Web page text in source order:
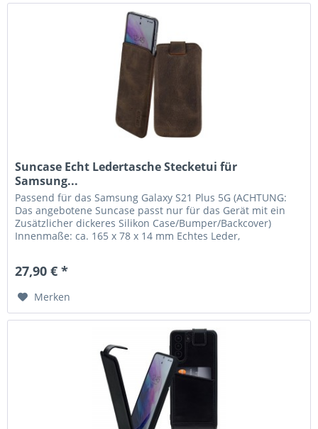
Suncase Echt Ledertasche Stecketui für
Samsung...
Passend für das Samsung Galaxy S21 Plus 5G (ACHTUNG:
Das angebotene Suncase passt nur für das Gerät mit ein
Zusätzlicher dickeres Silikon Case/Bumper/Backcover)
Innenmaße: ca. 165 x 78 x 14 mm Echtes Leder,
27,90 € *
Merken